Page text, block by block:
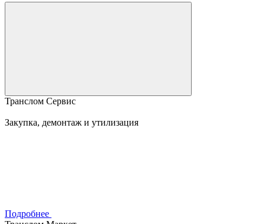
Транслом Сервис
Закупка, демонтаж и утилизация
Подробнее